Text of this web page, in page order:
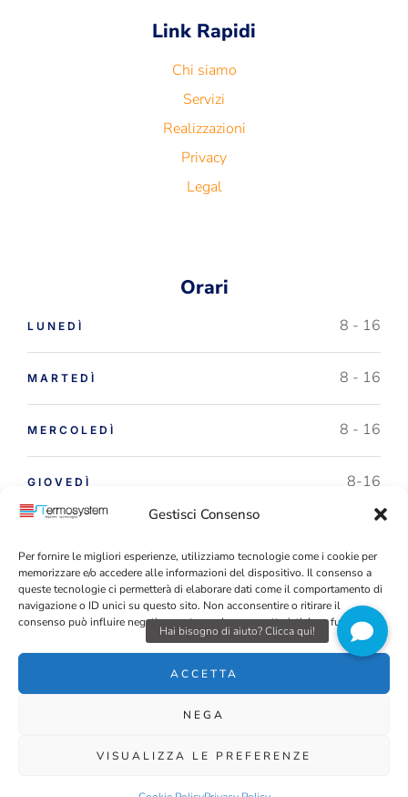
Gestisci Consenso
Per fornire le migliori esperienze, utilizziamo tecnologie come i cookie per
memorizzare e/o accedere alle informazioni del dispositivo. Il consenso a
queste tecnologie ci permetterà di elaborare dati come il comportamento di
navigazione o ID unici su questo sito. Non acconsentire o ritirare il
consenso può influire negativamente su alcune caratteristiche e funzioni.
ACCETTA
NEGA
VISUALIZZA LE PREFERENZE
Link Rapidi
Chi siamo
Servizi
Realizzazioni
Privacy
Legal
Orari
LUNEDÌ 8 - 16
MARTEDÌ 8 - 16
MERCOLEDÌ 8 - 16
GIOVEDÌ 8-16
SAB – DOM CHIUSO
Cookie Policy